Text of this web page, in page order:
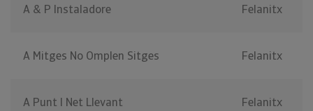
A & P Instaladore Felanitx
A Mitges No Omplen Sitges Felanitx
A Punt I Net Llevant Felanitx